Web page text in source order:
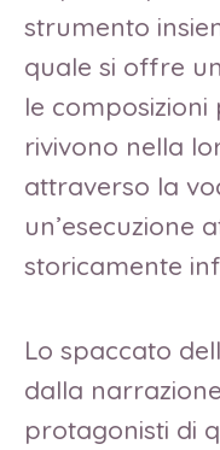
strumento
quale si offre
le
rivivono nella
attraverso la
un’esecuzione
storicamente
Lo spaccato
dalla
protagonisti di